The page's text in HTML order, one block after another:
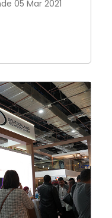
05 Mar 2021